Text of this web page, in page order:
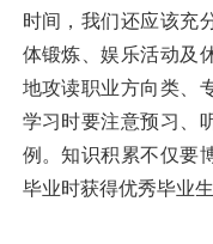
时间，我们还应该充
体锻炼、娱乐活动及
地攻读职业方向类、
学习时要注意预习、
例。知识积累不仅要
毕业时获得优秀毕业生